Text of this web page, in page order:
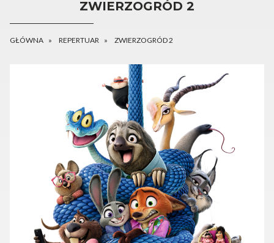
ZWIERZOGRÓD 2
GŁÓWNA REPERTUAR ZWIERZOGRÓD 2